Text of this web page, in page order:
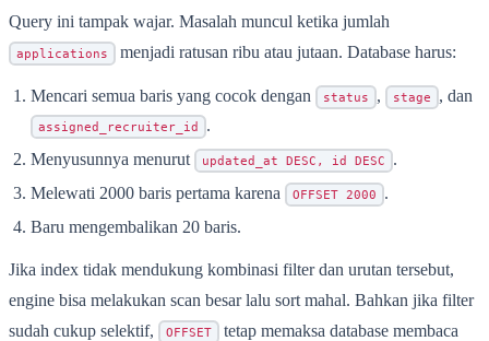
Query ini tampak wajar. Masalah muncul ketika jumlah
applications menjadi ratusan ribu atau jutaan. Database harus:
Mencari semua baris yang cocok dengan status , stage , dan
assigned_recruiter_id
.
Menyusunnya menurut
updated_at DESC, id DESC
.
Melewati 2000 baris pertama karena
OFFSET 2000
.
Baru mengembalikan 20 baris.
Jika index tidak mendukung kombinasi filter dan urutan tersebut,
engine bisa melakukan scan besar lalu sort mahal. Bahkan jika filter
sudah cukup selektif,
OFFSET
tetap memaksa database membaca